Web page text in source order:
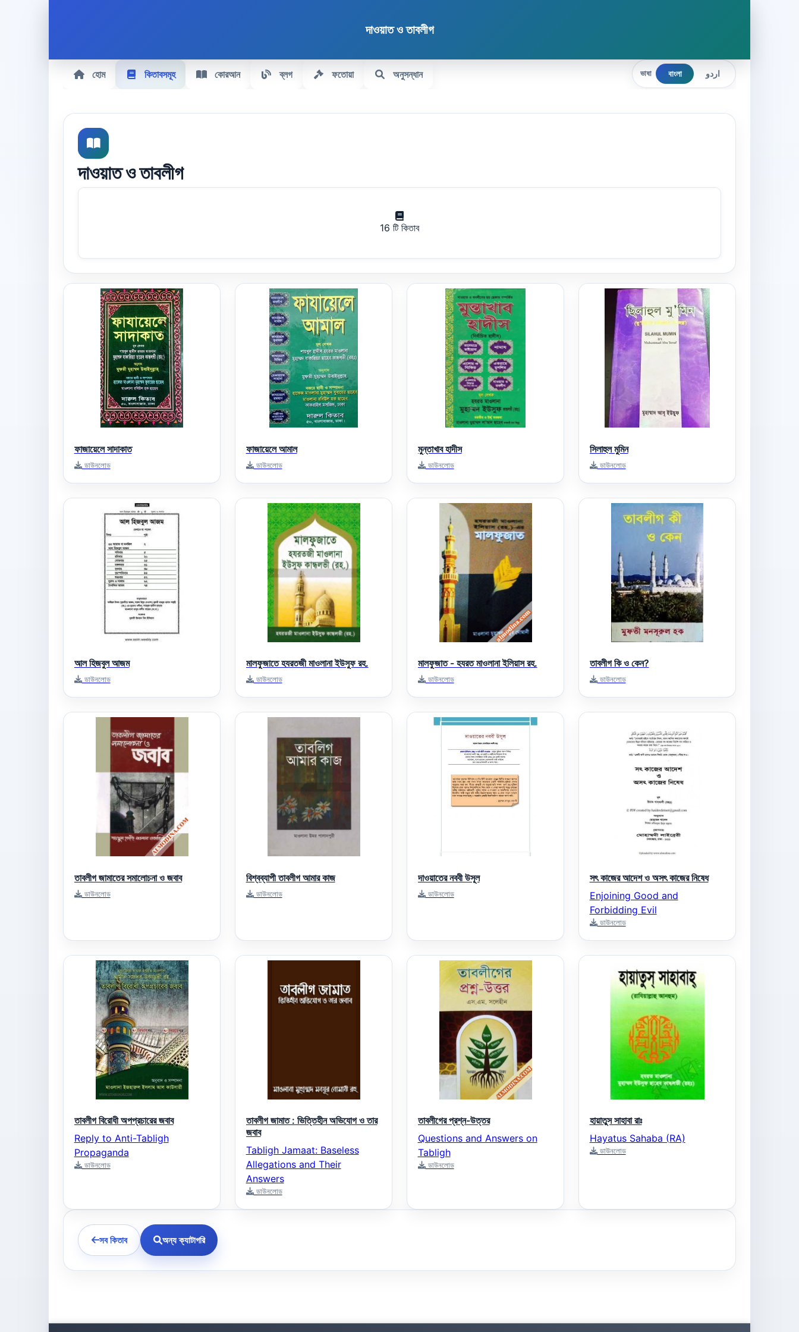
দাওয়াত ও তাবলীগ
হোম কিতাবসমূহ কোরআন ব্লগ ফতোয়া অনুসন্ধান ভাষা বাংলা اردو
দাওয়াত ও তাবলীগ
16 টি কিতাব
ফাজায়েলে সাদাকাত
ডাউনলোড
ফাজায়েলে আমাল
ডাউনলোড
মুন্তাখাব হাদীস
ডাউনলোড
সিলাহুল মুমিন
ডাউনলোড
আল হিজবুল আজম
ডাউনলোড
মালফুজাতে হযরতজী মাওলানা ইউসুফ রহ.
ডাউনলোড
মালফুজাত - হযরত মাওলানা ইলিয়াস রহ.
ডাউনলোড
তাবলীগ কি ও কেন?
ডাউনলোড
তাবলীগ জামাতের সমালোচনা ও জবাব
ডাউনলোড
বিশ্বব্যাপী তাবলীগ আমার কাজ
ডাউনলোড
দাওয়াতের নববী উসূল
ডাউনলোড
সৎ কাজের আদেশ ও অসৎ কাজের নিষেধ
Enjoining Good and
Forbidding Evil
ডাউনলোড
তাবলীগ বিরোধী অপপ্রচারের জবাব
Reply to Anti-Tabligh
Propaganda
ডাউনলোড
তাবলীগ জামাত : ভিত্তিহীন অভিযোগ ও তার
জবাব
Tabligh Jamaat: Baseless
Allegations and Their
Answers
ডাউনলোড
তাবলীগের প্রশ্ন-উত্তর
Questions and Answers on
Tabligh
ডাউনলোড
হায়াতুস সাহাবা রাঃ
Hayatus Sahaba (RA)
ডাউনলোড
সব কিতাব অন্য ক্যাটাগরি